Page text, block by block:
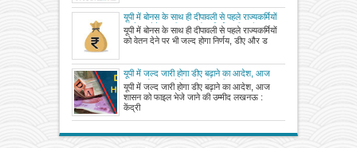
यूपी में बोनस के साथ ही दीपावली से पहले राज्यकर्मियों
को वेतन देने पर भी जल्द होगा निर्णय, डीए और
डीआर के ल‍िए करना पड़ सकता है इंतजार
यूपी में बोनस के साथ ही दीपावली से पहले राज्यकर्मियों
को वेतन देने पर भी जल्द होगा निर्णय, डीए और ड
यूपी में जल्द जारी होगा डीए बढ़ाने का आदेश, आज
शासन को फाइल भेजे जाने की उम्मीद
यूपी में जल्द जारी होगा डीए बढ़ाने का आदेश, आज
शासन को फाइल भेजे जाने की उम्मीद लखनऊ :
केंद्री